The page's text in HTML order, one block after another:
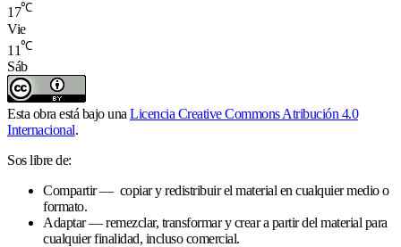
17℃
Vie
11℃
Sáb
Esta obra está bajo una Licencia Creative Commons Atribución 4.0
Internacional.
Sos libre de:
Compartir — copiar y redistribuir el material en cualquier medio o
formato.
Adaptar — remezclar, transformar y crear a partir del material para
cualquier finalidad, incluso comercial.